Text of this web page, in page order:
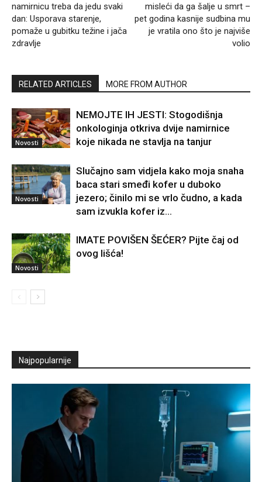
namirnicu treba da jedu svaki
dan: Usporava starenje,
pomaže u gubitku težine i jača
zdravlje
misleći da ga šalje u smrt –
pet godina kasnije sudbina mu
je vratila ono što je najviše
volio
RELATED ARTICLES MORE FROM AUTHOR
Novosti
NEMOJTE IH JESTI: Stogodišnja
onkologinja otkriva dvije namirnice
koje nikada ne stavlja na tanjur
Novosti
Slučajno sam vidjela kako moja snaha
baca stari smeđi kofer u duboko
jezero; činilo mi se vrlo čudno, a kada
sam izvukla kofer iz...
Novosti
IMATE POVIŠEN ŠEĆER? Pijte čaj od
ovog lišća!
Najpopularnije